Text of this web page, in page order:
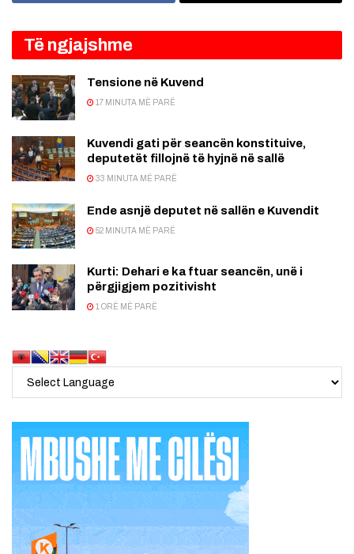
Të ngjajshme
Tensione në Kuvend
17 MINUTA MË PARË
Kuvendi gati për seancën konstituive,
deputetët fillojnë të hyjnë në sallë
33 MINUTA MË PARË
Ende asnjë deputet në sallën e Kuvendit
52 MINUTA MË PARË
Kurti: Dehari e ka ftuar seancën, unë i
përgjigjem pozitivisht
1 ORË MË PARË